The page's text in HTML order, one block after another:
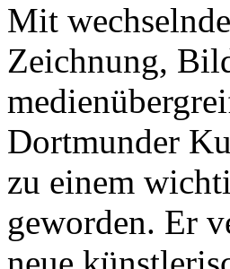
Mit
Zeichnung,
Dortmunder
zu einem
geworden. Er